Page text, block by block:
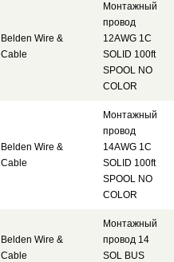
Belden Wire &
Cable
Монтажный
провод
12AWG 1C
SOLID 100ft
SPOOL NO
COLOR
Belden Wire &
Cable
Монтажный
провод
14AWG 1C
SOLID 100ft
SPOOL NO
COLOR
Belden Wire &
Cable
Монтажный
провод 14
SOL BUS